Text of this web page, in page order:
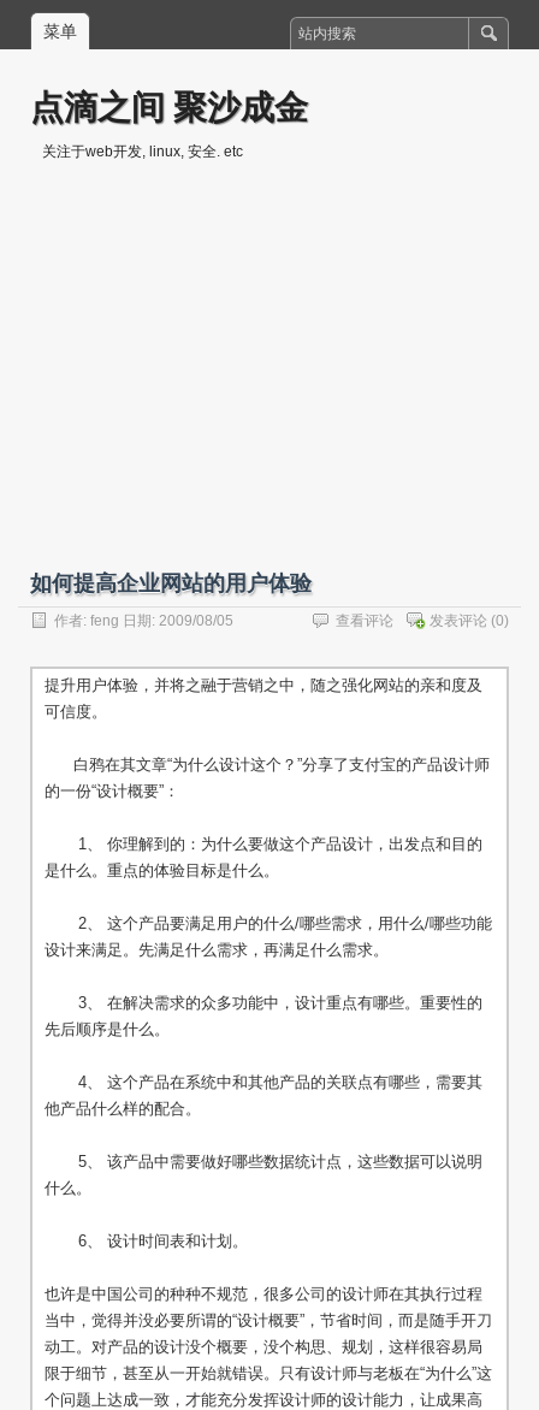
菜单
点滴之间 聚沙成金
关注于web开发, linux, 安全. etc
如何提高企业网站的用户体验
作者: feng 日期: 2009/08/05 发表评论 (0)
查看评论
提升用户体验，并将之融于营销之中，随之强化网站的亲和度及
可信度。
白鸦在其文章“为什么设计这个？”分享了支付宝的产品设计师
的一份“设计概要”：
1、 你理解到的：为什么要做这个产品设计，出发点和目的
是什么。重点的体验目标是什么。
2、 这个产品要满足用户的什么/哪些需求，用什么/哪些功能
设计来满足。先满足什么需求，再满足什么需求。
3、 在解决需求的众多功能中，设计重点有哪些。重要性的
先后顺序是什么。
4、 这个产品在系统中和其他产品的关联点有哪些，需要其
他产品什么样的配合。
5、 该产品中需要做好哪些数据统计点，这些数据可以说明
什么。
6、 设计时间表和计划。
也许是中国公司的种种不规范，很多公司的设计师在其执行过程
当中，觉得并没必要所谓的“设计概要”，节省时间，而是随手开刀
动工。对产品的设计没个概要，没个构思、规划，这样很容易局
限于细节，甚至从一开始就错误。只有设计师与老板在“为什么”这
个问题上达成一致，才能充分发挥设计师的设计能力，让成果高